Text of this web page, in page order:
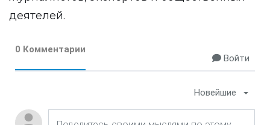
деятелей.
0 Комментарии
Войти
Новейшие